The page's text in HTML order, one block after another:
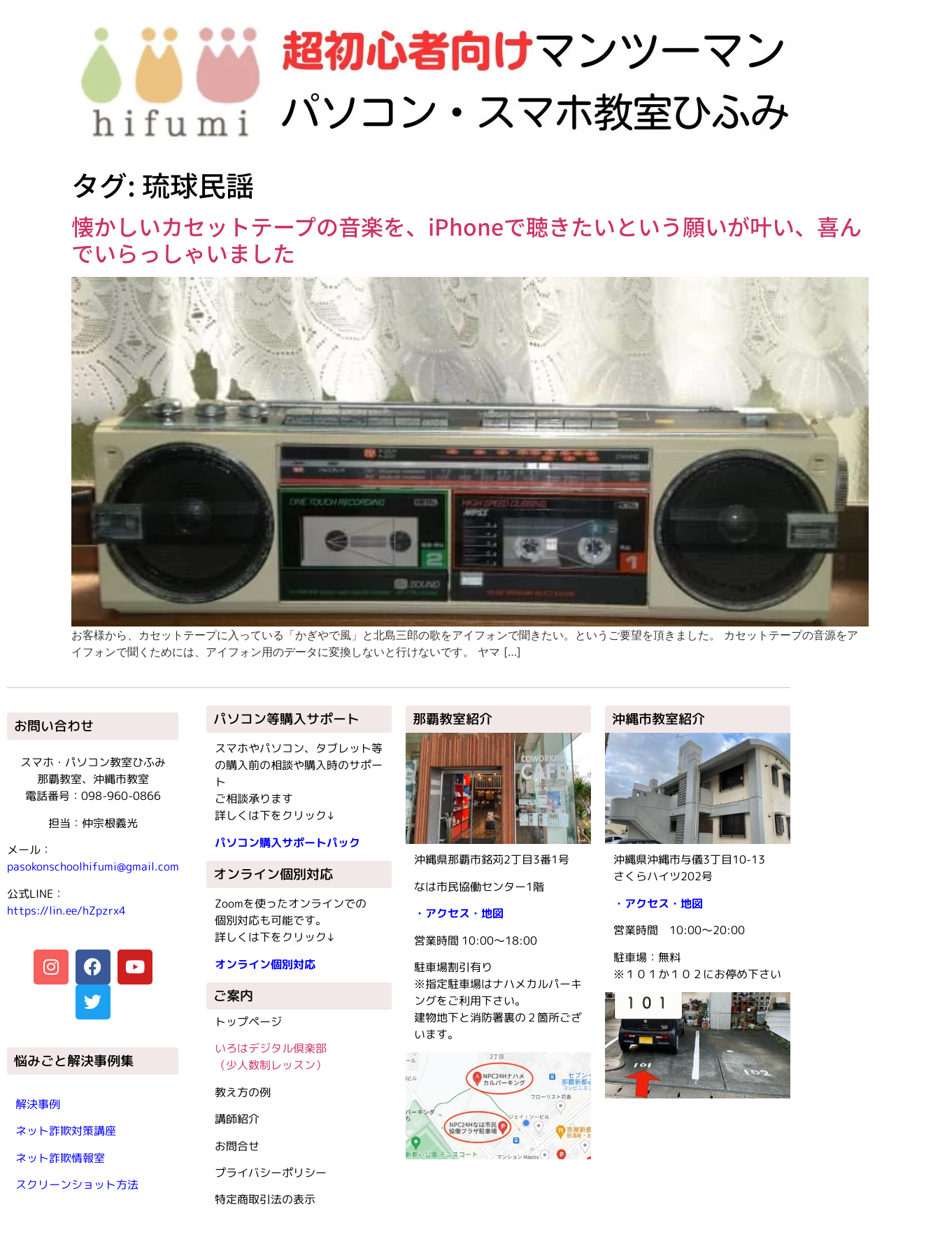
タグ: 琉球民謡
懐かしいカセットテープの音楽を、iPhoneで聴きたいという願いが叶い、喜ん
でいらっしゃいました
お客様から、カセットテープに入っている「かぎやで風」と北島三郎の歌をアイフォンで聞きたい。というご要望を頂きました。 カセットテープの音源をア
イフォンで聞くためには、アイフォン用のデータに変換しないと行けないです。 ヤマ […]
お問い合わせ
スマホ・パソコン教室ひふみ
那覇教室、沖縄市教室
電話番号：098-960-0866
担当：仲宗根義光
メール：
pasokonschoolhifumi@gmail.com
公式LINE：
https://lin.ee/hZpzrx4
悩みごと解決事例集
解決事例
ネット詐欺対策講座
ネット詐欺情報室
スクリーンショット方法
パソコン等購入サポート
スマホやパソコン、タブレット等
の購入前の相談や購入時のサポー
ト
ご相談承ります
詳しくは下をクリック↓
パソコン購入サポートパック
オンライン個別対応
Zoomを使ったオンラインでの
個別対応も可能です。
詳しくは下をクリック↓
オンライン個別対応
ご案内
トップページ
いろはデジタル倶楽部
（少人数制レッスン）
教え方の例
講師紹介
お問合せ
プライバシーポリシー
特定商取引法の表示
那覇教室紹介
沖縄県那覇市銘苅2丁目3番1号
なは市民協働センター1階
・アクセス・地図
営業時間 10:00〜18:00
駐車場割引有り
※指定駐車場はナハメカルパーキ
ングをご利用下さい。
建物地下と消防署裏の２箇所ござ
います。
沖縄市教室紹介
沖縄県沖縄市与儀3丁目10-13
さくらハイツ202号
・アクセス・地図
営業時間 10:00〜20:00
駐車場：無料
※１０１か１０２にお停め下さい